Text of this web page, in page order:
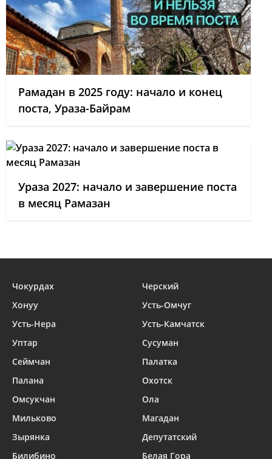
Рамадан в 2025 году: начало и конец
поста, Ураза-Байрам
Ураза 2027: начало и завершение поста
в месяц Рамазан
Чокурдах
Черский
Хонуу
Усть-Омчуг
Усть-Нера
Усть-Камчатск
Уптар
Сусуман
Сеймчан
Палатка
Палана
Охотск
Омсукчан
Ола
Мильково
Магадан
Зырянка
Депутатский
Билибино
Белая Гора